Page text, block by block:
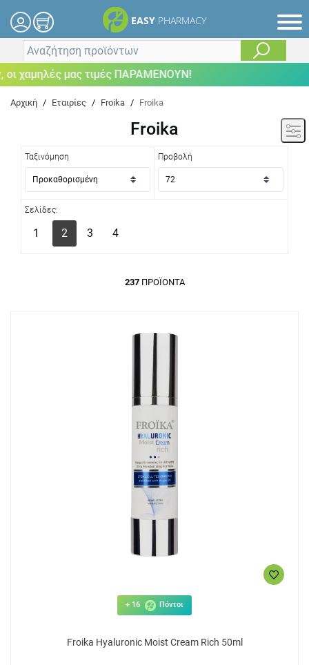
EASY PHARMACY
μας τιμές ΠΑΡΑΜΕΝΟΥΝ!
Αρχική / Εταιρίες / Froika / Froika
Froika
Ταξινόμηση Προβολή
Σελίδες:
1 2 3 4
237ΠΡΟΪΌΝΤΑ
+ 16 Πόντοι
Froika Hyaluronic Moist Cream Rich 50ml